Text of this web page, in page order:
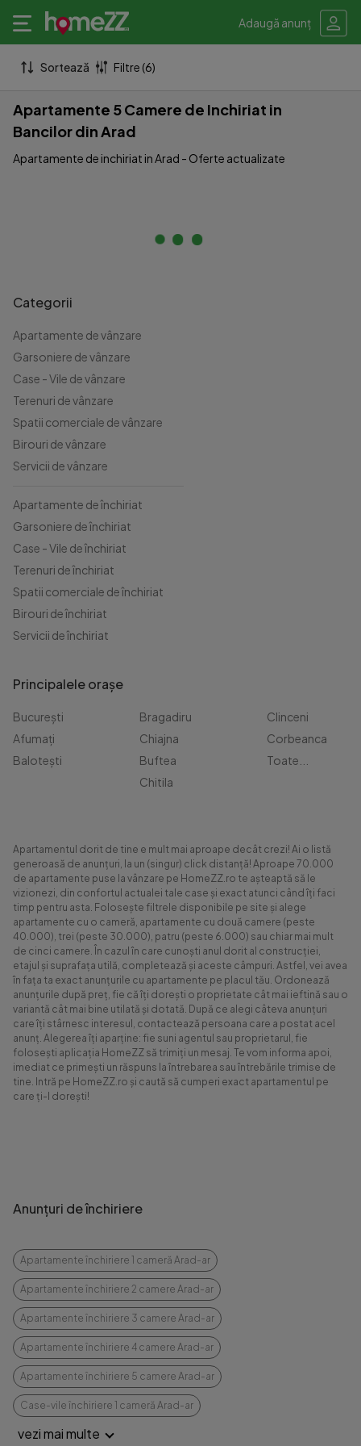
Adaugă anunț
Sortează Filtre (6)
Apartamente 5 Camere de Inchiriat in
Bancilor din Arad
Apartamente de inchiriat in Arad - Oferte actualizate
Categorii
Apartamente de vânzare
Garsoniere de vânzare
Case - Vile de vânzare
Terenuri de vânzare
Spatii comerciale de vânzare
Birouri de vânzare
Servicii de vânzare
Apartamente de închiriat
Garsoniere de închiriat
Case - Vile de închiriat
Terenuri de închiriat
Spatii comerciale de închiriat
Birouri de închiriat
Servicii de închiriat
Principalele orașe
București
Afumați
Balotești
Bragadiru
Chiajna
Buftea
Chitila
Clinceni
Corbeanca
Toate...
Apartamentul dorit de tine e mult mai aproape decât crezi! Ai o listă
generoasă de anunțuri, la un (singur) click distanță! Aproape 70.000
de apartamente puse la vânzare pe HomeZZ.ro te așteaptă să le
vizionezi, din confortul actualei tale case și exact atunci când îți faci
timp pentru asta. Folosește filtrele disponibile pe site și alege
apartamente cu o cameră, apartamente cu două camere (peste
40.000), trei (peste 30.000), patru (peste 6.000) sau chiar mai mult
de cinci camere. În cazul în care cunoști anul dorit al construcției,
etajul și suprafața utilă, completează și aceste câmpuri. Astfel, vei avea
în fața ta exact anunțurile cu apartamente pe placul tău. Ordonează
anunțurile după preț, fie că îți dorești o proprietate cât mai ieftină sau o
variantă cât mai bine utilată și dotată. După ce alegi câteva anunțuri
care îți stârnesc interesul, contactează persoana care a postat acel
anunț. Alegerea îți aparține: fie suni agentul sau proprietarul, fie
folosești aplicația HomeZZ să trimiți un mesaj. Te vom informa apoi,
imediat ce primești un răspuns la întrebarea sau întrebările trimise de
tine. Intră pe HomeZZ.ro și caută să cumperi exact apartamentul pe
care ți-l dorești!
Anunțuri de închiriere
Apartamente închiriere 1 cameră Arad-ar
Apartamente închiriere 2 camere Arad-ar
Apartamente închiriere 3 camere Arad-ar
Apartamente închiriere 4 camere Arad-ar
Apartamente închiriere 5 camere Arad-ar
Case-vile închiriere 1 cameră Arad-ar
vezi mai multe